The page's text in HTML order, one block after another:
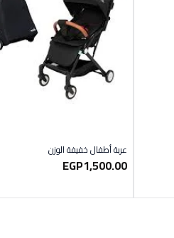
عربة أطفال خفيفة الوزن
EGP1,500.00